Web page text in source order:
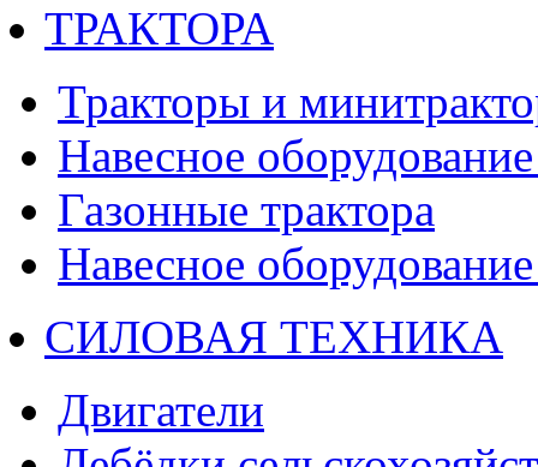
ТРАКТОРА
Тракторы и
Навесное
Газонные трактора
Навесное
СИЛОВАЯ ТЕХНИКА
Двигатели